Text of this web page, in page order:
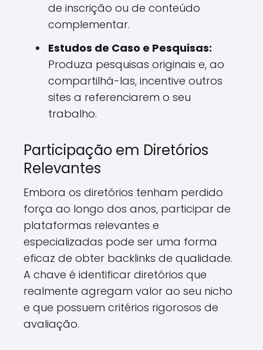
de inscrição ou de conteúdo
complementar.
Estudos de Caso e Pesquisas:
Produza pesquisas originais e, ao
compartilhá-las, incentive outros
sites a referenciarem o seu
trabalho.
Participação em Diretórios
Relevantes
Embora os diretórios tenham perdido
força ao longo dos anos, participar de
plataformas relevantes e
especializadas pode ser uma forma
eficaz de obter backlinks de qualidade.
A chave é identificar diretórios que
realmente agregam valor ao seu nicho
e que possuem critérios rigorosos de
avaliação.